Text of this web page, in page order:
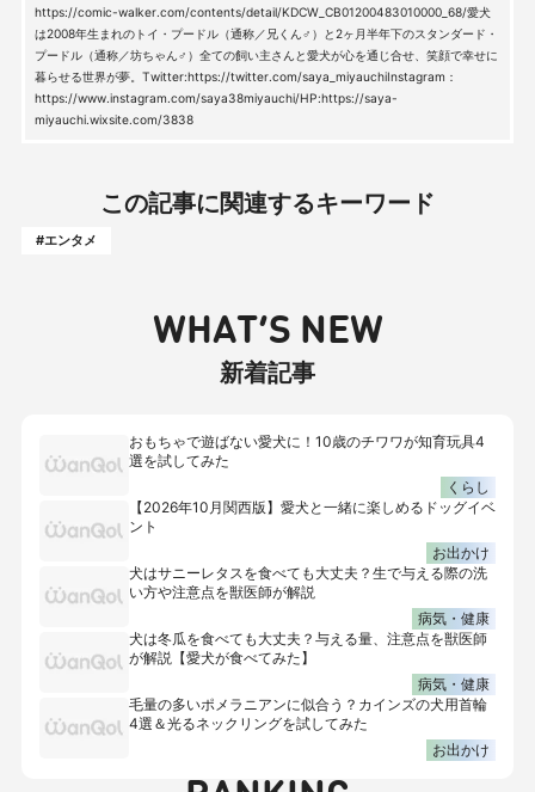
https://comic-walker.com/contents/detail/KDCW_CB01200483010000_68/愛犬
は2008年生まれのトイ・プードル（通称／兄くん♂）と2ヶ月半年下のスタンダード・
プードル（通称／坊ちゃん♂）全ての飼い主さんと愛犬が心を通じ合せ、笑顔で幸せに
暮らせる世界が夢。Twitter:https://twitter.com/saya_miyauchiInstagram：
https://www.instagram.com/saya38miyauchi/HP:https://saya-
miyauchi.wixsite.com/3838
この記事に関連するキーワード
#エンタメ
WHAT’S NEW
新着記事
おもちゃで遊ばない愛犬に！10歳のチワワが知育玩具4
選を試してみた
くらし
【2026年10月関西版】愛犬と一緒に楽しめるドッグイベ
ント
お出かけ
犬はサニーレタスを食べても大丈夫？生で与える際の洗
い方や注意点を獣医師が解説
病気・健康
犬は冬瓜を食べても大丈夫？与える量、注意点を獣医師
が解説【愛犬が食べてみた】
病気・健康
毛量の多いポメラニアンに似合う？カインズの犬用首輪
4選＆光るネックリングを試してみた
お出かけ